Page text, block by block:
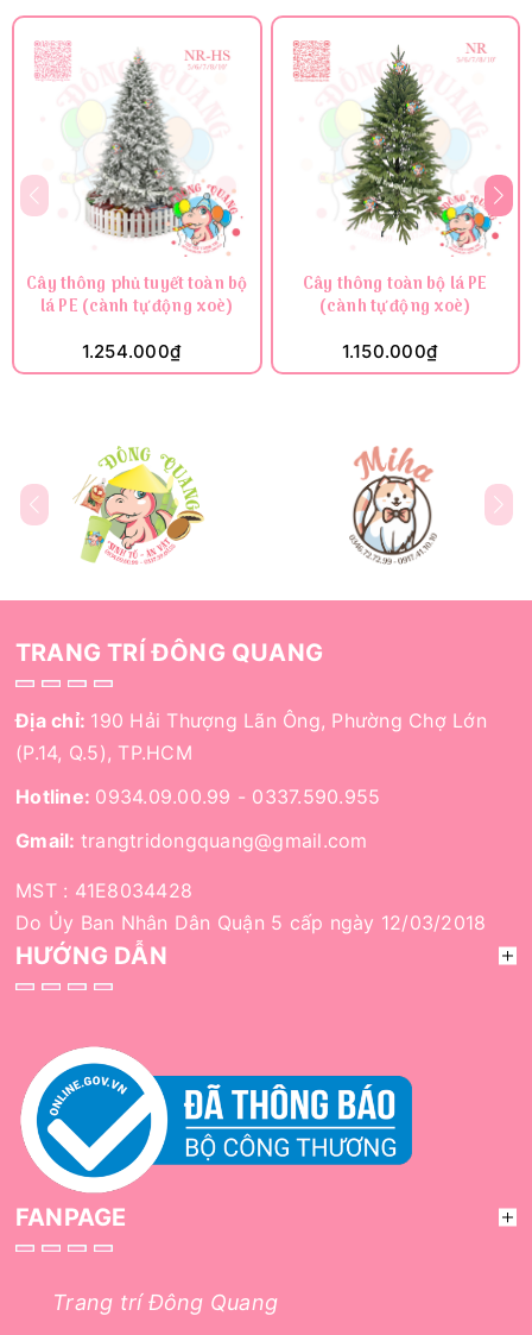
Cây thông phủ tuyết toàn bộ
lá PE (cành tự động xoè)
1.254.000₫
Cây thông toàn bộ lá PE
(cành tự động xoè)
1.150.000₫
TRANG TRÍ ĐÔNG QUANG
Địa chỉ: 190 Hải Thượng Lãn Ông, Phường Chợ Lớn
(P.14, Q.5), TP.HCM
Hotline: 0934.09.00.99 - 0337.590.955
Gmail: trangtridongquang@gmail.com
MST : 41E8034428
Do Ủy Ban Nhân Dân Quận 5 cấp ngày 12/03/2018
HƯỚNG DẪN
FANPAGE
Trang trí Đông Quang